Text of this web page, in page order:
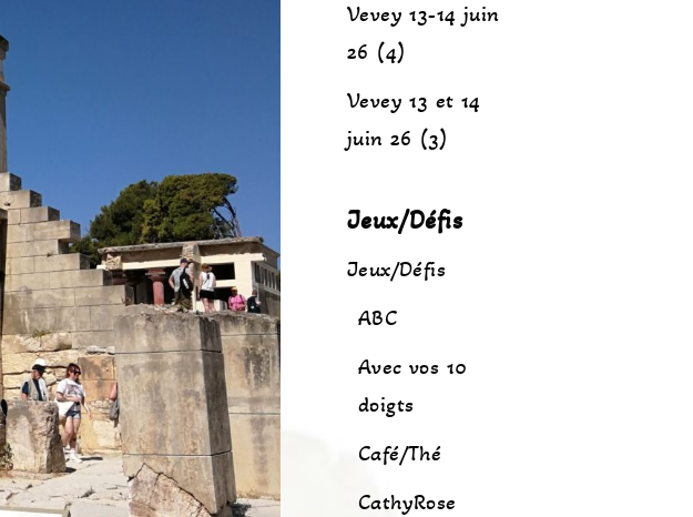
Vevey 13-14 juin
26 (4)
Vevey 13 et 14
juin 26 (3)
Jeux/Défis
Jeux/Défis
ABC
Avec vos 10
doigts
Café/Thé
CathyRose